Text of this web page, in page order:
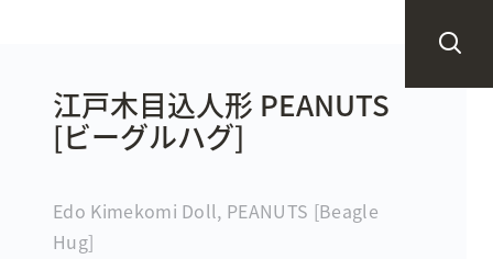
江戸木目込人形 PEANUTS
[ビーグルハグ]
Edo Kimekomi Doll, PEANUTS [Beagle
Hug]